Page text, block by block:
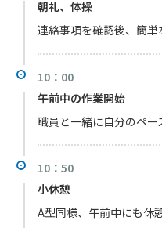
朝礼、体操
連絡事項を確認後、簡単
10：00
午前中の作業開始
職員と一緒に自分のペー
10：50
小休憩
A型同様、午前中にも休